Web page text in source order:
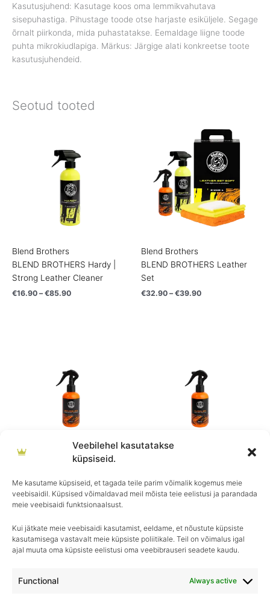
Veebilehel kasutatakse
küpsiseid.
Me kasutame küpsiseid, et tagada teile parim võimalik kogemus meie
veebisaidil. Küpsised võimaldavad meil mõista teie eelistusi ja parandada
meie veebisaidi funktsionaalsust.
Kui jätkate meie veebisaidi kasutamist, eeldame, et nõustute küpsiste
kasutamisega vastavalt meie küpsiste poliitikale. Teil on võimalus igal
ajal muuta oma küpsiste eelistusi oma veebibrauseri seadete kaudu.
Functional Always active
Kasutusjuhend: Kasutage koos oma lemmikvahutava
sisepuhastiga. Pihustage toode otse harjaste esiküljele. Segage
õrnalt piirkonda, mida puhastatakse. Eemaldage liigne toode
puhta mikrokiudlapiga. Märkus: Järgige alati konkreetse toote
kasutusjuhendeid.
Seotud tooted
Blend Brothers
BLEND BROTHERS Hardy |
Strong Leather Cleaner
€16.90 – €85.90
through
€85.90
Blend Brothers
BLEND BROTHERS Leather
Set
€32.90 – €39.90
range:
€32.90
through
€39.90
Blend Brothers
BLEND BROTHERS Snuggler |
Upholstery Coating
€17.90 – €33.90
Leather Coating
€ 12.90 – €22.90
Igapäevane hooldus, ületamatu sära–